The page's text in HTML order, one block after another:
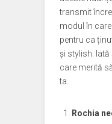
transmit
modul în care
pentru ca
și stylish.
care merită
ta.
Rochia